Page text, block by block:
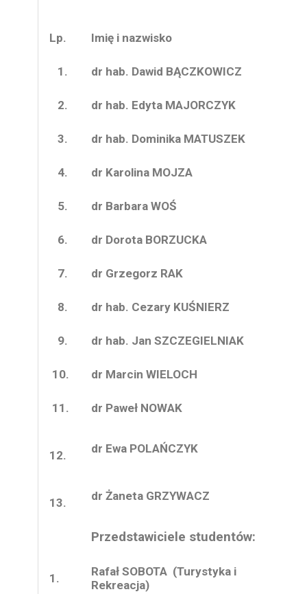
Lp. Imię i nazwisko
1. dr hab. Dawid BĄCZKOWICZ
2. dr hab. Edyta MAJORCZYK
3. dr hab. Dominika MATUSZEK
4. dr Karolina MOJZA
5. dr Barbara WOŚ
6. dr Dorota BORZUCKA
7. dr Grzegorz RAK
8. dr hab. Cezary KUŚNIERZ
9. dr hab. Jan SZCZEGIELNIAK
10. dr Marcin WIELOCH
11. dr Paweł NOWAK
12. dr Ewa POLAŃCZYK
13. dr Żaneta GRZYWACZ
Przedstawiciele studentów:
1.
Rafał SOBOTA (Turystyka i
Rekreacja)